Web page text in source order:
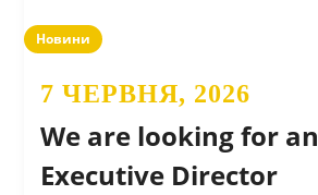
Новини
7 ЧЕРВНЯ, 2026
We are looking for an
Executive Director